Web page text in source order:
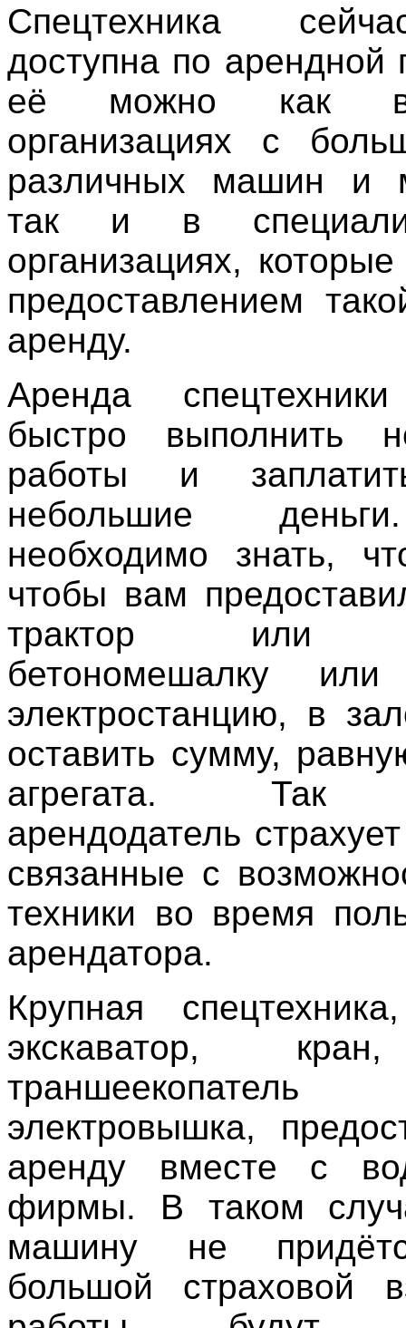
Спецтехника
доступна по арендной
её можно как в
организациях с
различных машин и
так и в
организациях,
предоставлением
аренду.
Аренда
быстро выполнить
работы и
небольшие
необходимо знать,
чтобы вам
трактор или
бетономешалку или
электростанцию, в
оставить сумму,
агрегата. Так
арендодатель
связанные с
техники во время
арендатора.
Крупная
экскаватор,
электровышка,
аренду вместе с
фирмы. В таком
машину не
большой страховой